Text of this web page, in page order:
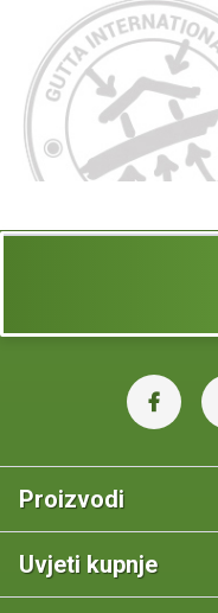
Proizvodi
Uvjeti kupnje